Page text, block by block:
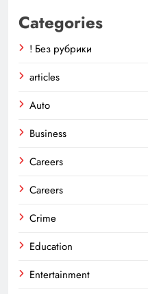
Categories
! Без рубрики
articles
Auto
Business
Careers
Careers
Crime
Education
Entertainment